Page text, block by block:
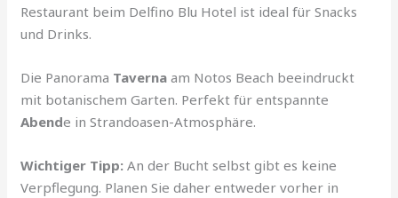
Restaurant beim Delfino Blu Hotel ist ideal für Snacks
und Drinks.
Die Panorama Taverna am Notos Beach beeindruckt
mit botanischem Garten. Perfekt für entspannte
Abende in Strandoasen-Atmosphäre.
Wichtiger Tipp: An der Bucht selbst gibt es keine
Verpflegung. Planen Sie daher entweder vorher in